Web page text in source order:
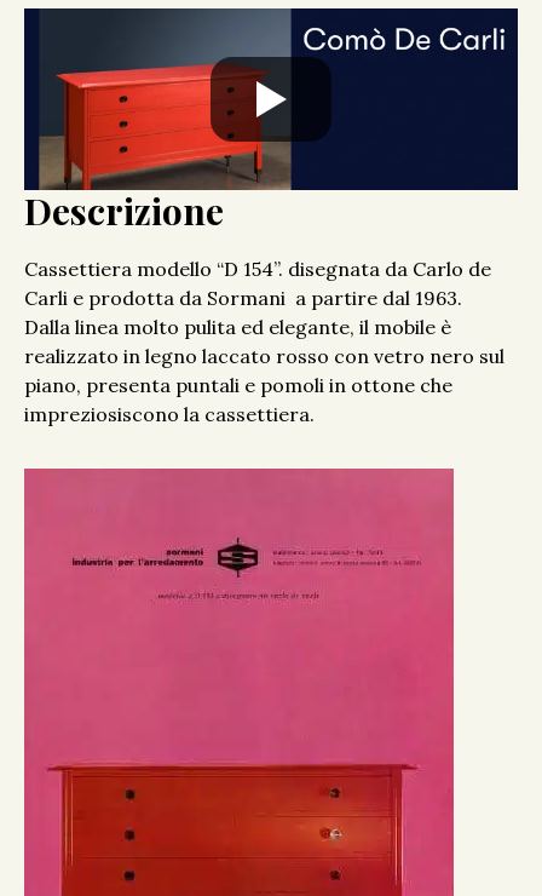
Descrizione
Cassettiera modello “D 154”. disegnata da Carlo de
Carli e prodotta da Sormani a partire dal 1963.
Dalla linea molto pulita ed elegante, il mobile è
realizzato in legno laccato rosso con vetro nero sul
piano, presenta puntali e pomoli in ottone che
impreziosiscono la cassettiera.